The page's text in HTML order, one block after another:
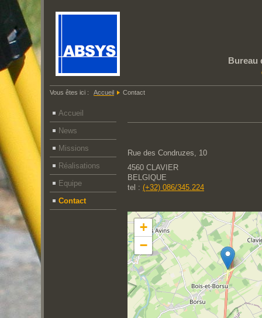
Bureau
Vous êtes ici : Accueil Contact
Accueil
News
Missions
Réalisations
Equipe
Contact
Rue des Condruzes, 10
4560 CLAVIER
BELGIQUE
tel : (+32) 086/345.224
+
−